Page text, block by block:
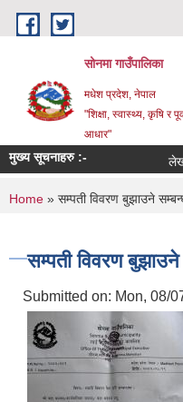
Skip to main content
सोनमा गाउँपालिका
मधेश प्रदेश, नेपाल
"शिक्षा, स्वास्थ्य, कृषि र
आधार"
मुख्य सूचनाहरु :-
You are here
Home » सम्पती विवरण बुझाउने
सम्पती विवरण बुझाउने
Submitted on: Mon, 08/